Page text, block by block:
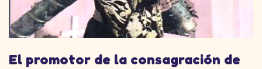
El promotor de la consagración de